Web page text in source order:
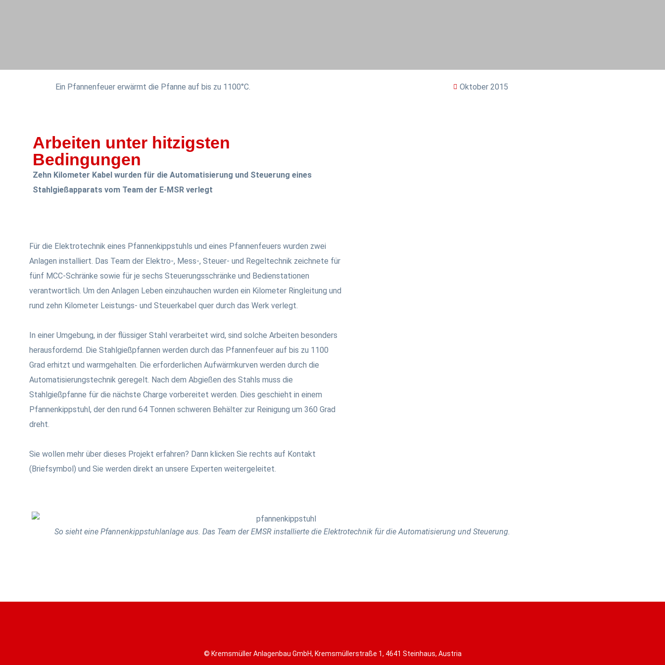
Ein Pfannenfeuer erwärmt die Pfanne auf bis zu 1100°C. Oktober 2015
Arbeiten unter hitzigsten
Bedingungen
Zehn Kilometer Kabel wurden für die Automatisierung und Steuerung eines
Stahlgießapparats vom Team der E-MSR verlegt
Für die Elektrotechnik eines Pfannenkippstuhls und eines Pfannenfeuers wurden zwei
Anlagen installiert. Das Team der Elektro-, Mess-, Steuer- und Regeltechnik zeichnete für
fünf MCC-Schränke sowie für je sechs Steuerungsschränke und Bedienstationen
verantwortlich. Um den Anlagen Leben einzuhauchen wurden ein Kilometer Ringleitung und
rund zehn Kilometer Leistungs- und Steuerkabel quer durch das Werk verlegt.
In einer Umgebung, in der flüssiger Stahl verarbeitet wird, sind solche Arbeiten besonders
herausfordernd. Die Stahlgießpfannen werden durch das Pfannenfeuer auf bis zu 1100
Grad erhitzt und warmgehalten. Die erforderlichen Aufwärmkurven werden durch die
Automatisierungstechnik geregelt. Nach dem Abgießen des Stahls muss die
Stahlgießpfanne für die nächste Charge vorbereitet werden. Dies geschieht in einem
Pfannenkippstuhl, der den rund 64 Tonnen schweren Behälter zur Reinigung um 360 Grad
dreht.
Sie wollen mehr über dieses Projekt erfahren? Dann klicken Sie rechts auf Kontakt
(Briefsymbol) und Sie werden direkt an unsere Experten weitergeleitet.
So sieht eine Pfannenkippstuhlanlage aus. Das Team der EMSR installierte die Elektrotechnik für die Automatisierung und Steuerung.
© Kremsmüller Anlagenbau GmbH, Kremsmüllerstraße 1, 4641 Steinhaus, Austria